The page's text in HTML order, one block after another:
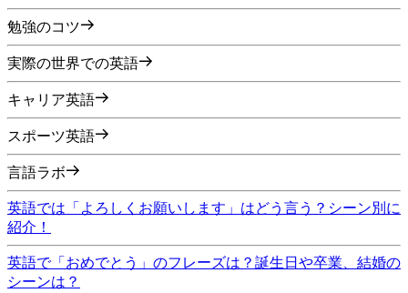
勉強のコツ
実際の世界での英語
キャリア英語
スポーツ英語
言語ラボ
英語では「よろしくお願いします」はどう言う？シーン別に
紹介！
英語で「おめでとう」のフレーズは？誕生日や卒業、結婚の
シーンは？